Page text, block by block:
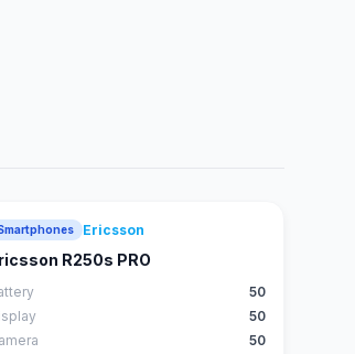
Ericsson
R250s PRO
50
50
50